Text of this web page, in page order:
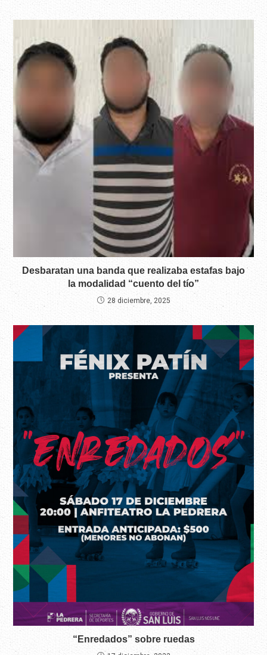
Desbaratan una banda que realizaba estafas bajo
la modalidad “cuento del tío”
28 diciembre, 2025
“Enredados” sobre ruedas